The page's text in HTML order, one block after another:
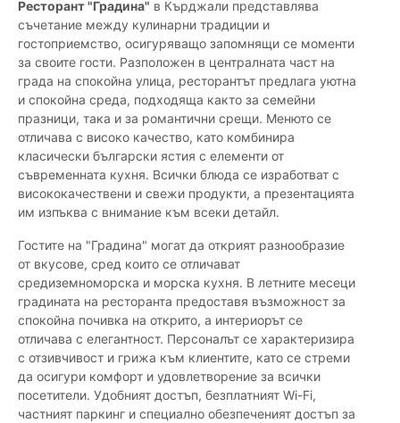
Ресторант "Градина" в Кърджали представлява
съчетание между кулинарни традиции и
гостоприемство, осигуряващо запомнящи се моменти
за своите гости. Разположен в централната част на
града на спокойна улица, ресторантът предлага уютна
и спокойна среда, подходяща както за семейни
празници, така и за романтични срещи. Менюто се
отличава с високо качество, като комбинира
класически български ястия с елементи от
съвременната кухня. Всички блюда се изработват с
висококачествени и свежи продукти, а презентацията
им изпъква с внимание към всеки детайл.
Гостите на "Градина" могат да открият разнообразие
от вкусове, сред които се отличават
средиземноморска и морска кухня. В летните месеци
градината на ресторанта предоставя възможност за
спокойна почивка на открито, а интериорът се
отличава с елегантност. Персоналът се характеризира
с отзивчивост и грижа към клиентите, като се стреми
да осигури комфорт и удовлетворение за всички
посетители. Удобният достъп, безплатният Wi-Fi,
частният паркинг и специално обезпеченият достъп за